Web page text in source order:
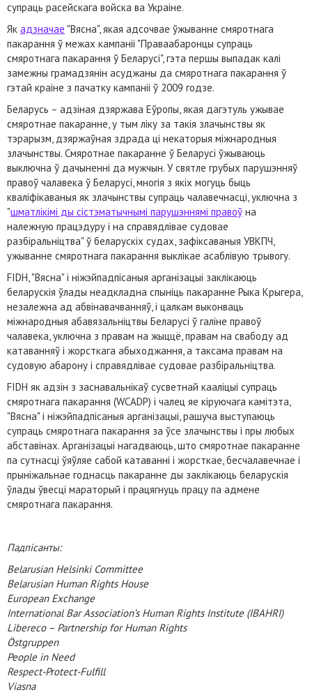
супраць расейскага войска ва Украіне.
Як адзначае "Вясна", якая адсочвае ўжыванне смяротнага
пакарання ў межах кампаніі "Праваабаронцы супраць
смяротнага пакарання ў Беларусі", гэта першы выпадак калі
замежны грамадзянін асуджаны да смяротнага пакарання ў
гэтай краіне з пачатку кампаніі ў 2009 годзе.
Беларусь – адзіная дзяржава Еўропы, якая дагэтуль ужывае
смяротнае пакаранне, у тым ліку за такія злачынствы як
тэрарызм, дзяржаўная здрада ці некаторыя міжнародныя
злачынствы. Смяротнае пакаранне ў Беларусі ўжываюць
выключна ў дачыненні да мужчын. У святле грубых парушэнняў
правоў чалавека ў Беларусі, многія з якіх могуць быць
кваліфікаваныя як злачынствы супраць чалавечнасці, уключна з
"шматлікімі ды сістэматычнымі парушэннямі правоў на
належную працэдуру і на справядлівае судовае
разбіральніцтва" ў беларускіх судах, зафіксаваныя УВКПЧ,
ужыванне смяротнага пакарання выклікае асаблівую трывогу.
FIDH, "Вясна" і ніжэйпадпісаныя арганізацыі заклікаюць
беларускія ўлады неадкладна спыніць пакаранне Рыка Крыгера,
незалежна ад абвінавачванняў, і цалкам выконваць
міжнародныя абавязальніцтвы Беларусі ў галіне правоў
чалавека, уключна з правам на жыццё, правам на свабоду ад
катаванняў і жорсткага абыходжання, а таксама правам на
судовую абарону і справядлівае судовае разбіральніцтва.
FIDH як адзін з заснавальнікаў сусветнай кааліцыі супраць
смяротнага пакарання (WCADP) і чалец яе кіруючага камітэта,
"Вясна" і ніжэйпадпісаныя арганізацыі, рашуча выступаюць
супраць смяротнага пакарання за ўсе злачынствы і пры любых
абставінах. Арганізацыі нагадваюць, што смяротнае пакаранне
па сутнасці ўяўляе сабой катаванні і жорсткае, бесчалавечнае і
прыніжальнае годнасць пакаранне ды заклікаюць беларускія
ўлады ўвесці мараторый і працягнуць працу па адмене
смяротнага пакарання.
Падпісанты:
Belarusian Helsinki Committee
Belarusian Human Rights House
European Exchange
International Bar Association’s Human Rights Institute (IBAHRI)
Libereco – Partnership for Human Rights
Östgruppen
People in Need
Respect-Protect-Fulfill
Viasna